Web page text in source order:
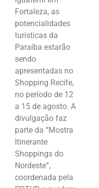
Fortaleza, as
potencialidades
turísticas da
Paraíba estarão
sendo
apresentadas no
Shopping Recife,
no período de 12
a 15 de agosto. A
divulgação faz
parte da “Mostra
Itinerante
Shoppings do
Nordeste”,
coordenada pela